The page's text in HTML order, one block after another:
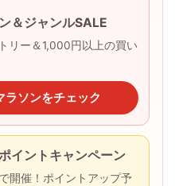
＆ジャンルSALE
リー＆1,000円以上の買い
ソンをチェック
イントキャンペーン
開催！ポイントアップ予